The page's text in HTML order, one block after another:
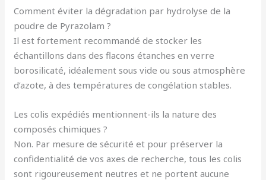
Comment éviter la dégradation par hydrolyse de la
poudre de Pyrazolam ?
Il est fortement recommandé de stocker les
échantillons dans des flacons étanches en verre
borosilicaté, idéalement sous vide ou sous atmosphère
d’azote, à des températures de congélation stables.
Les colis expédiés mentionnent-ils la nature des
composés chimiques ?
Non. Par mesure de sécurité et pour préserver la
confidentialité de vos axes de recherche, tous les colis
sont rigoureusement neutres et ne portent aucune